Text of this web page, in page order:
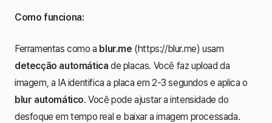
Como funciona:
Ferramentas como a blur.me (https://blur.me) usam
detecção automática de placas. Você faz upload da
imagem, a IA identifica a placa em 2-3 segundos e aplica o
blur automático. Você pode ajustar a intensidade do
desfoque em tempo real e baixar a imagem processada.